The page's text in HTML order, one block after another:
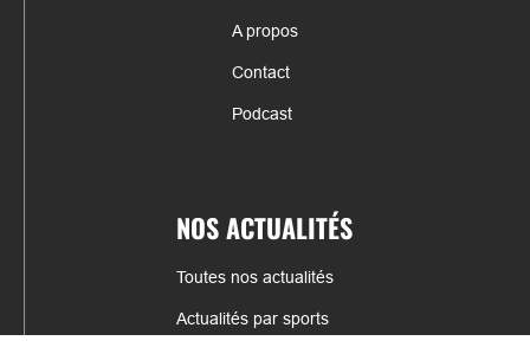
A propos
Contact
Podcast
NOS ACTUALITÉS
Toutes nos actualités
Actualités par sports